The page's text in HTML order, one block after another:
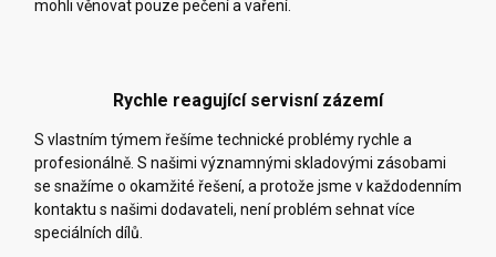
mohli věnovat pouze pečení a vaření.
Rychle reagující servisní zázemí
S vlastním týmem řešíme technické problémy rychle a
profesionálně. S našimi významnými skladovými zásobami
se snažíme o okamžité řešení, a protože jsme v každodenním
kontaktu s našimi dodavateli, není problém sehnat více
speciálních dílů.